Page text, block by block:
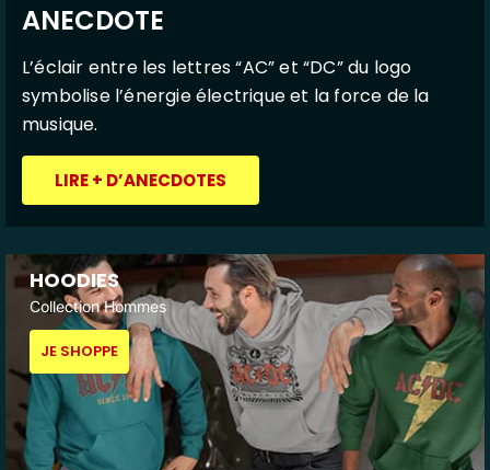
ANECDOTE
L’éclair entre les lettres “AC” et “DC” du logo
symbolise l’énergie électrique et la force de la
musique.
LIRE + D’ANECDOTES
HOODIES
Collection Hommes
JE SHOPPE